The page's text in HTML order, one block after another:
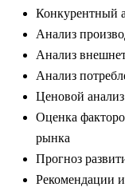
Конкурентный
Анализ
Анализ
Анализ
Ценовой анализ
Оценка
рынка
Прогноз
Рекомендации